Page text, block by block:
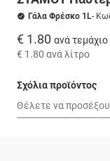
Γάλα Φρέσκο 1L-
€ 1.80 ανά τεμάχιο
€ 1.80 ανά λίτρο
Σχόλια προϊόντος